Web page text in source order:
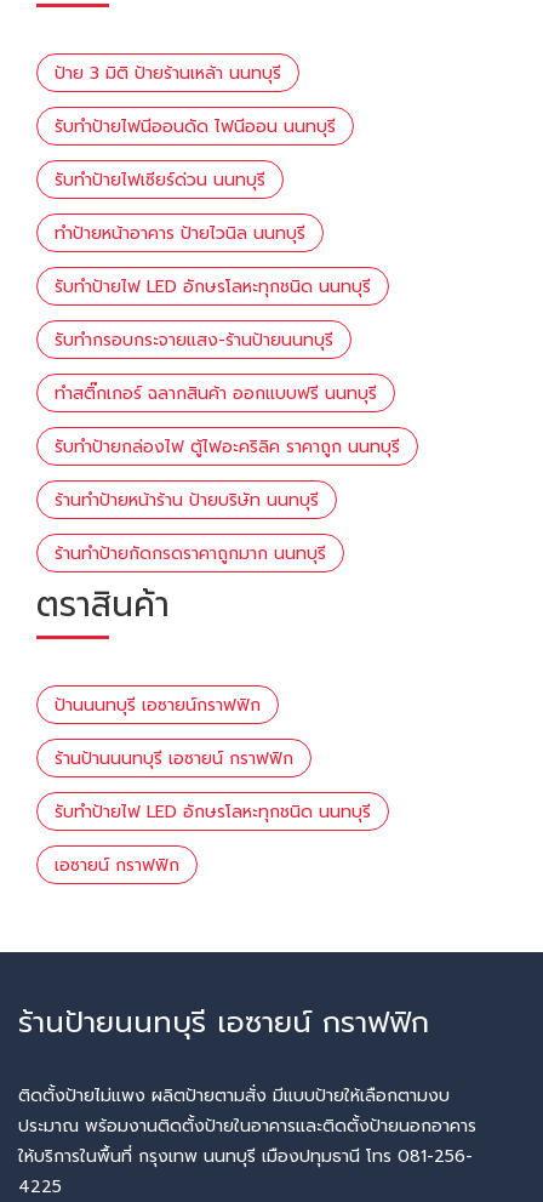
ป้าย 3 มิติ ป้ายร้านเหล้า นนทบุรี
รับทำป้ายไฟนีออนดัด ไฟนีออน นนทบุรี
รับทำป้ายไฟเซียร์ด่วน นนทบุรี
ทำป้ายหน้าอาคาร ป้ายไวนิล นนทบุรี
รับทำป้ายไฟ LED อักษรโลหะทุกชนิด นนทบุรี
รับทำกรอบกระจายแสง-ร้านป้ายนนทบุรี
ทำสติ๊กเกอร์ ฉลากสินค้า ออกแบบฟรี นนทบุรี
รับทำป้ายกล่องไฟ ตู้ไฟอะคริลิค ราคาถูก นนทบุรี
ร้านทำป้ายหน้าร้าน ป้ายบริษัท นนทบุรี
ร้านทำป้ายกัดกรดราคาถูกมาก นนทบุรี
ตราสินค้า
ป้านนนทบุรี เอซายน์กราฟฟิก
ร้านป้านนนทบุรี เอซายน์ กราฟฟิก
รับทำป้ายไฟ LED อักษรโลหะทุกชนิด นนทบุรี
เอซายน์ กราฟฟิก
ร้านป้ายนนทบุรี เอซายน์ กราฟฟิก
ติดตั้งป้ายไม่แพง ผลิตป้ายตามสั่ง มีแบบป้ายให้เลือกตามงบ
ประมาณ พร้อมงานติดตั้งป้ายในอาคารและติดตั้งป้ายนอกอาคาร
ให้บริการในพื้นที่ กรุงเทพ นนทบุรี เมืองปทุมธานี โทร 081-256-
4225